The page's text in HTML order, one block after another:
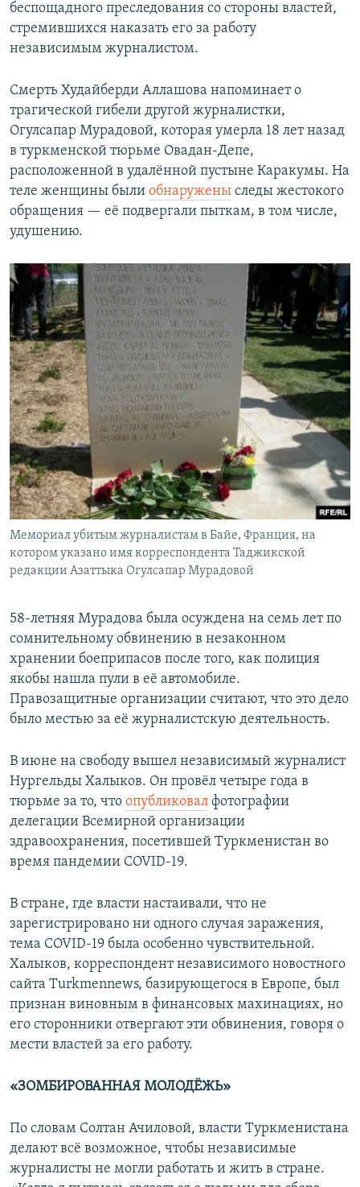
беспощадного преследования со стороны властей,
стремившихся наказать его за работу
независимым журналистом.
Смерть Худайберди Аллашова напоминает о
трагической гибели другой журналистки,
Огулсапар Мурадовой, которая умерла 18 лет назад
в туркменской тюрьме Овадан-Депе,
расположенной в удалённой пустыне Каракумы. На
теле женщины были обнаружены следы жестокого
обращения — её подвергали пыткам, в том числе,
удушению.
Мемориал убитым журналистам в Байе, Франция, на
котором указано имя корреспондента Таджикской
редакции Азаттыка Огулсапар Мурадовой
58-летняя Мурадова была осуждена на семь лет по
сомнительному обвинению в незаконном
хранении боеприпасов после того, как полиция
якобы нашла пули в её автомобиле.
Правозащитные организации считают, что это дело
было местью за её журналистскую деятельность.
В июне на свободу вышел независимый журналист
Нургельды Халыков. Он провёл четыре года в
тюрьме за то, что опубликовал фотографии
делегации Всемирной организации
здравоохранения, посетившей Туркменистан во
время пандемии COVID-19.
В стране, где власти настаивали, что не
зарегистрировано ни одного случая заражения,
тема COVID-19 была особенно чувствительной.
Халыков, корреспондент независимого новостного
сайта Turkmennews, базирующегося в Европе, был
признан виновным в финансовых махинациях, но
его сторонники отвергают эти обвинения, говоря о
мести властей за его работу.
«ЗОМБИРОВАННАЯ МОЛОДЁЖЬ»
По словам Солтан Ачиловой, власти Туркменистана
делают всё возможное, чтобы независимые
журналисты не могли работать и жить в стране.